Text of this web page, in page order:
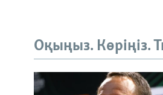
Оқыңыз. Көріңіз.